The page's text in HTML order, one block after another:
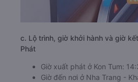
c. Lộ trình, giờ khởi hành và giờ
Phát
Giờ xuất phát ở Kon Tum:
Giờ đến nơi ở Nha Trang -